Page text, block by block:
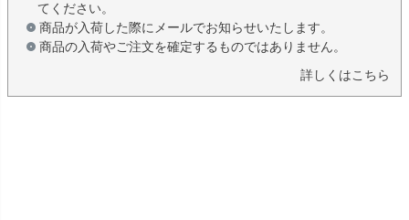
てください。
商品が入荷した際にメールでお知らせいたします。
商品の入荷やご注文を確定するものではありません。
詳しくはこちら